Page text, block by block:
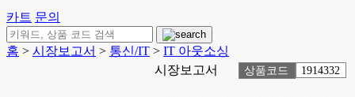
카트 문의
홈 > 시장보고서 > 통신/IT > IT 아웃소싱
시장보고서
상품코드 1914332